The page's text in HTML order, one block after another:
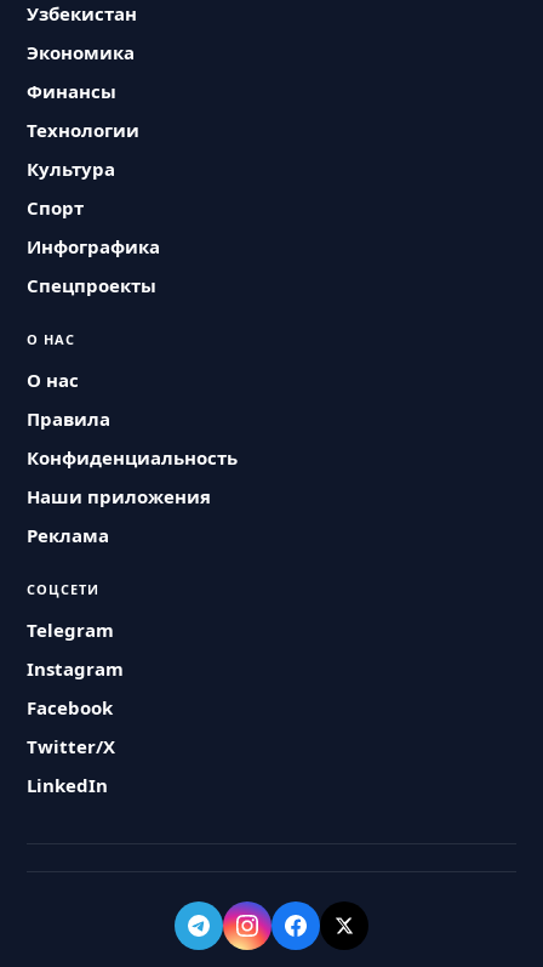
Узбекистан
Экономика
Финансы
Технологии
Культура
Спорт
Инфографика
Спецпроекты
О НАС
О нас
Правила
Конфиденциальность
Наши приложения
Реклама
СОЦСЕТИ
Telegram
Instagram
Facebook
Twitter/X
LinkedIn